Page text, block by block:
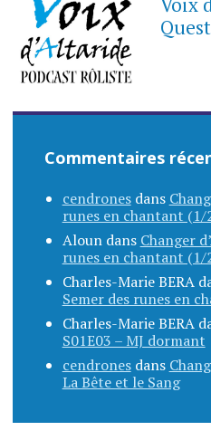
Commentaires
cendronesdans
runes en chantant (1/
Aloundans Changer
runes en chantant (1/
Charles-Marie BERA
Semer des runes en
Charles-Marie BERA
S01E03 – MJ dormant
cendronesdans
La Bête et le Sang